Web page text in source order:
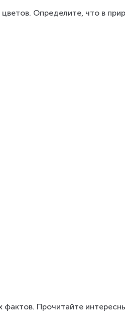
Определите, что в
фактов. Прочитайте